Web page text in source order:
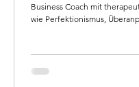
Business Coach mit
wie Perfektionismus,
Vermeidungsverhalten
Fallbeispielen aus Coaching